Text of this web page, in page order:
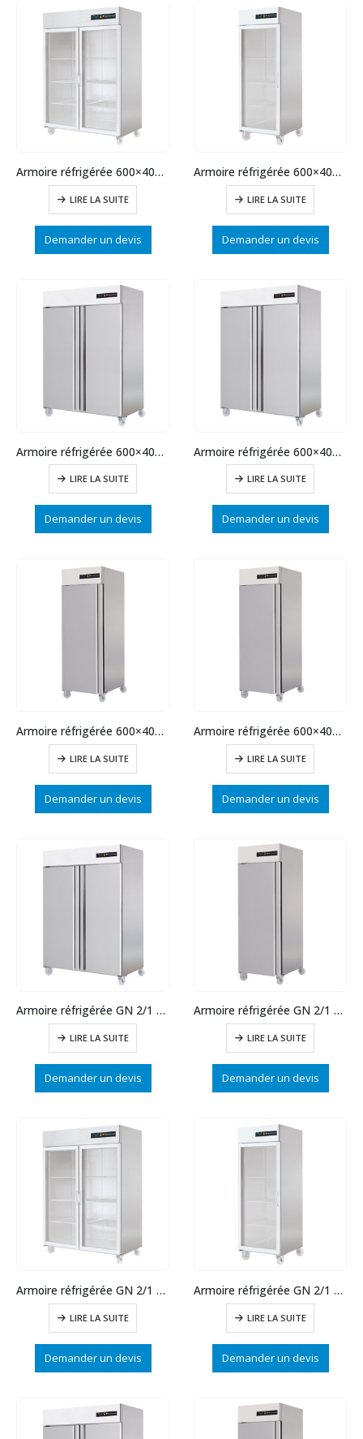
Armoire réfrigérée 600×400 pâtissière 1400L
LIRE LA SUITE
Demander un devis
Armoire réfrigérée 600×400 pâtissière 700L vitrée
LIRE LA SUITE
Demander un devis
Armoire réfrigérée 600×400 pâtissière négative 1400L
LIRE LA SUITE
Demander un devis
Armoire réfrigérée 600×400 pâtissière positive 1400 L
LIRE LA SUITE
Demander un devis
Armoire réfrigérée 600×400 pâtissière positive 700L
LIRE LA SUITE
Demander un devis
Armoire réfrigérée 600×400 pâtissière négative 700L
LIRE LA SUITE
Demander un devis
Armoire réfrigérée GN 2/1 négative 1400L
LIRE LA SUITE
Demander un devis
Armoire réfrigérée GN 2/1 négative 700L
LIRE LA SUITE
Demander un devis
Armoire réfrigérée GN 2/1 positive 1400L
LIRE LA SUITE
Demander un devis
Armoire réfrigérée GN 2/1 positive 700L
LIRE LA SUITE
Demander un devis